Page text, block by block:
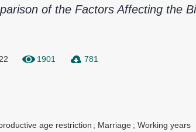
of the Factors Affecting the
1901 781
age restriction ; Marriage ;Working years